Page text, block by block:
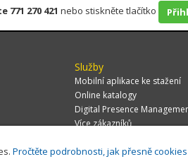
771 270 421 nebo stiskněte tlačítko
Služby
Mobilní aplikace ke stažení
Online katalogy
Digital Presence
Více zákazníků
Pročtěte podrobnosti, jak přesně